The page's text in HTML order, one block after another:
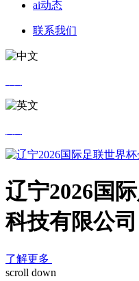
ai动态
联系我们
辽宁2026国
科技有限公司
了解更多
scroll down